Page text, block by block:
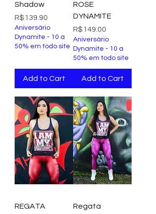
Shadow
Price
R$139.90
Aniversário
Dynamite - 10 a
50% em todo site
Add to Cart
ROSE
DYNAMITE
Price
R$149.00
Aniversário
Dynamite - 10 a
50% em todo site
Add to Cart
REGATA
Regata